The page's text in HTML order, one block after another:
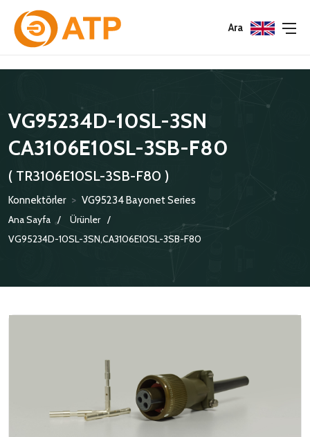
Ara
VG95234D-10SL-3SN
CA3106E10SL-3SB-F80
( TR3106E10SL-3SB-F80 )
Konnektörler > VG95234 Bayonet Series
Ana Sayfa
Ürünler
VG95234D-10SL-3SN,CA3106E10SL-3SB-F80
Menu
KATALOGLAR
SERTIFIKALAR
POLITIKALARIMIZ
Menu
ÇEVRE YÖNETIM POLITIKASI
BILGI GÜVENLIĞI POLITIKASI
Menu
KONNEKTÖRLER
ADAPTÖRLER
KORUMA KAPAKLARI
KRIMP KONTAKLAR
TERMINATION BAND